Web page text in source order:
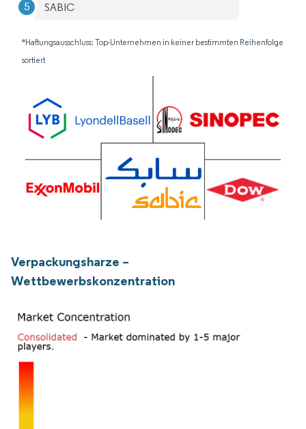
SABIC
*Haftungsausschluss: Top-Unternehmen in keiner bestimmten Reihenfolge
sortiert
Verpackungsharze –
Wettbewerbskonzentration